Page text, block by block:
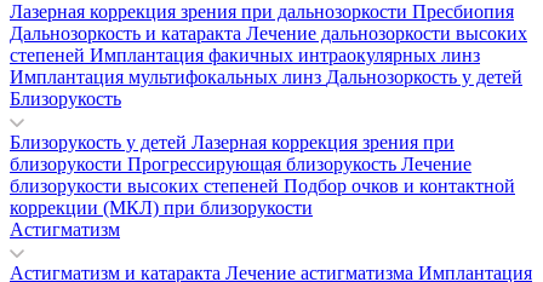
Лазерная коррекция зрения при дальнозоркости Пресбиопия
Дальнозоркость и катаракта Лечение дальнозоркости высоких
степеней Имплантация факичных интраокулярных линз
Имплантация мультифокальных линз Дальнозоркость у детей
Близорукость
Близорукость у детей Лазерная коррекция зрения при
близорукости Прогрессирующая близорукость Лечение
близорукости высоких степеней Подбор очков и контактной
коррекции (МКЛ) при близорукости
Астигматизм
Астигматизм и катаракта Лечение астигматизма Имплантация